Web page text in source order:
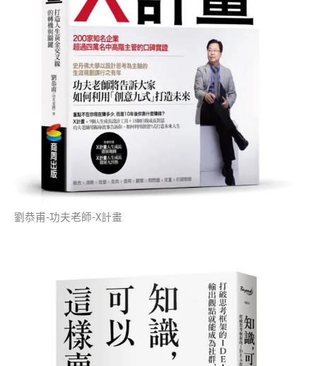
劉恭甫-功夫老師-X計畫